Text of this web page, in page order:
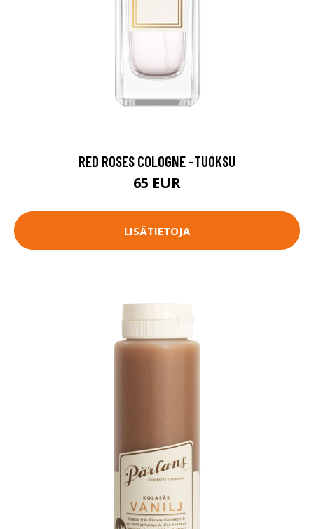
RED ROSES COLOGNE -TUOKSU
65 EUR
LISÄTIETOJA